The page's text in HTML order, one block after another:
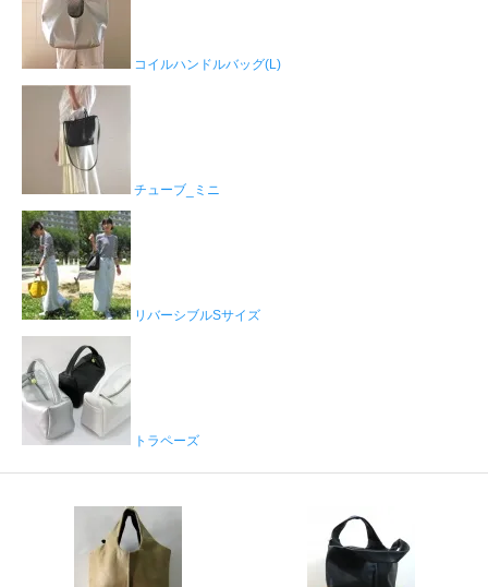
コイルハンドルバッグ(L)
チューブ_ミニ
リバーシブルSサイズ
トラペーズ